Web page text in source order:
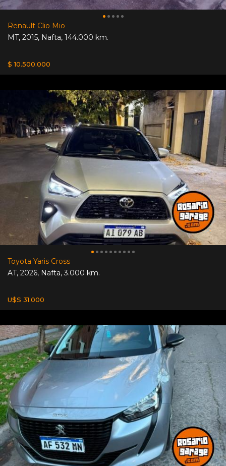
Renault Clio Mio
MT, 2015, Nafta, 144.000 km.
$ 10.500.000
Toyota Yaris Cross
AT, 2026, Nafta,3.000 km.
U$S 31.000